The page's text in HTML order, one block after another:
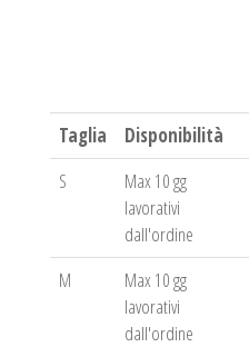
Taglia Disponibilità
S
Max 10 gg
lavorativi
dall'ordine
M
Max 10 gg
lavorativi
dall'ordine